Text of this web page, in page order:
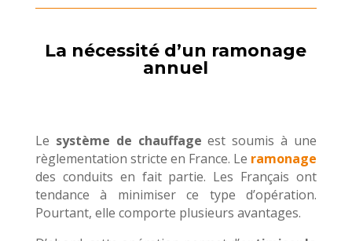
La nécessité d’un ramonage
annuel
Le système de chauffage est soumis à une
règlementation stricte en France. Le ramonage
des conduits en fait partie. Les Français ont
tendance à minimiser ce type d’opération.
Pourtant, elle comporte plusieurs avantages.